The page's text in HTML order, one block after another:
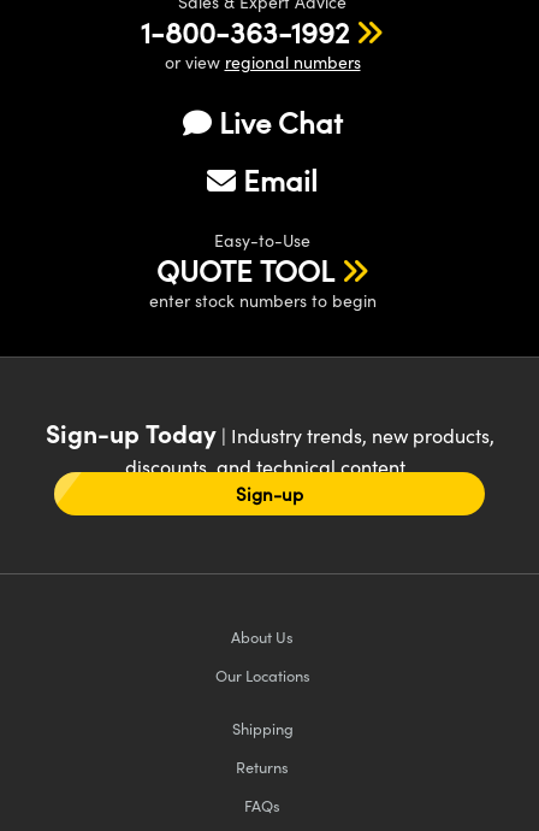
1-800-363-1992
or view regional numbers
Live Chat
Email
Easy-to-Use
QUOTE TOOL
enter stock numbers to begin
Sign-up Today| Industry trends, new products,
discounts, and technical content
Sign-up
About Us
Our Locations
Shipping
Returns
FAQs